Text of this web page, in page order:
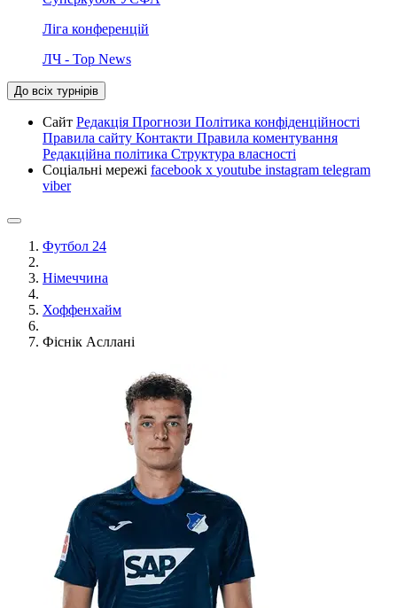
Ліга конференцій
ЛЧ - Top News
До всіх турнірів
Сайт Редакція Прогнози Політика конфіденційності
Правила сайту Контакти Правила коментування
Редакційна політика Структура власності
Соціальні мережі facebook x youtube instagram telegram
viber
Футбол 24
Німеччина
Хоффенхайм
Фіснік Асллані